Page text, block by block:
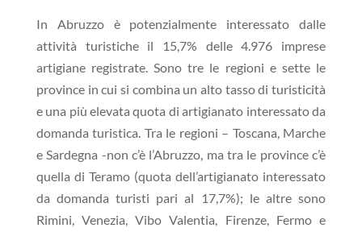
In Abruzzo è potenzialmente interessato dalle
attività turistiche il 15,7% delle 4.976 imprese
artigiane registrate. Sono tre le regioni e sette le
province in cui si combina un alto tasso di turisticità
e una più elevata quota di artigianato interessato da
domanda turistica. Tra le regioni – Toscana, Marche
e Sardegna -non c’è l’Abruzzo, ma tra le province c’è
quella di Teramo (quota dell’artigianato interessato
da domanda turisti pari al 17,7%); le altre sono
Rimini, Venezia, Vibo Valentia, Firenze, Fermo e